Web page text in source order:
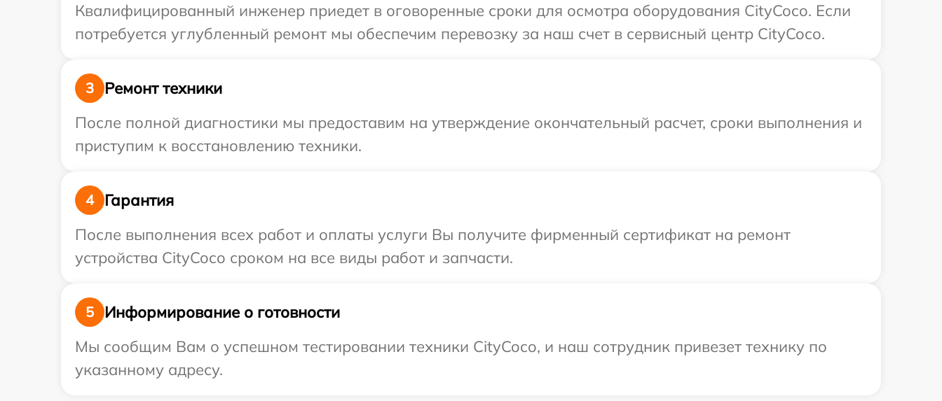
Квалифицированный инженер приедет в оговоренные сроки для осмотра оборудования CityCoco. Если
потребуется углубленный ремонт мы обеспечим перевозку за наш счет в сервисный центр CityCoco.
3
Ремонт техники
После полной диагностики мы предоставим на утверждение окончательный расчет, сроки выполнения и
приступим к восстановлению техники.
4
Гарантия
После выполнения всех работ и оплаты услуги Вы получите фирменный сертификат на ремонт
устройства CityCoco сроком на все виды работ и запчасти.
5
Информирование о готовности
Мы сообщим Вам о успешном тестировании техники CityCoco, и наш сотрудник привезет технику по
указанному адресу.